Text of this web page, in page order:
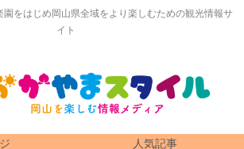
をはじめ岡山県全域をより楽しむための観光情報サ
イト
人気記事